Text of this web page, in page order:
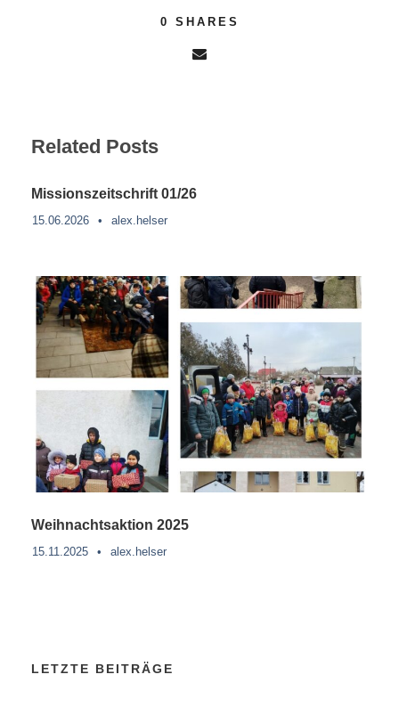
0 SHARES
Related Posts
Missionszeitschrift 01/26
15.06.2026 • alex.helser
Weihnachtsaktion 2025
15.11.2025 • alex.helser
LETZTE BEITRÄGE